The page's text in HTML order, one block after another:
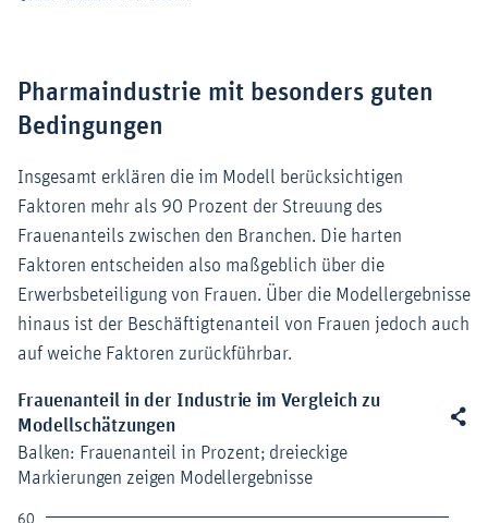
Pharmaindustrie mit besonders guten
Bedingungen
Insgesamt erklären die im Modell berücksichtigen
Faktoren mehr als 90 Prozent der Streuung des
Frauenanteils zwischen den Branchen. Die harten
Faktoren entscheiden also maßgeblich über die
Erwerbsbeteiligung von Frauen. Über die Modellergebnisse
hinaus ist der Beschäftigtenanteil von Frauen jedoch auch
auf weiche Faktoren zurückführbar.